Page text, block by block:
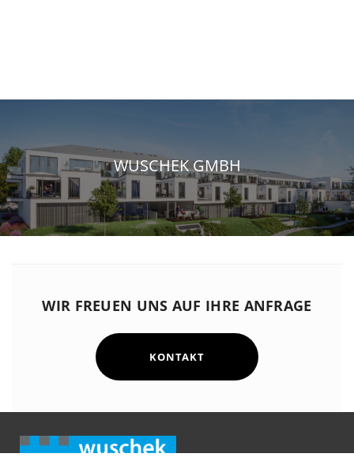
WUSCHEK GMBH
WIR FREUEN UNS AUF IHRE ANFRAGE
KONTAKT